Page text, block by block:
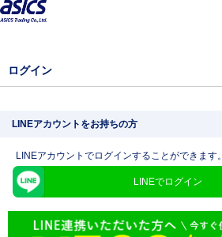
ログイン
LINEアカウントをお持ちの方
LINEアカウントでログインすることができます。
LINEでログイン